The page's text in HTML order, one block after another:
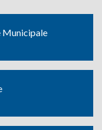
Municipale